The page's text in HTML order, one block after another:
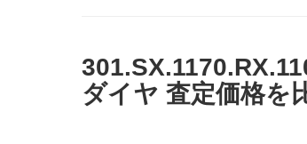
ダイヤ 査定価格を